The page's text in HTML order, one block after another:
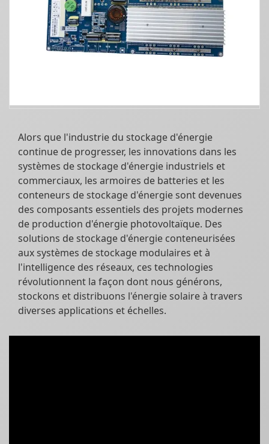
Alors que l'industrie du stockage d'énergie
continue de progresser, les innovations dans les
systèmes de stockage d'énergie industriels et
commerciaux, les armoires de batteries et les
conteneurs de stockage d'énergie sont devenues
des composants essentiels des projets modernes
de production d'énergie photovoltaïque. Des
solutions de stockage d'énergie conteneurisées
aux systèmes de stockage modulaires et à
l'intelligence des réseaux, ces technologies
révolutionnent la façon dont nous générons,
stockons et distribuons l'énergie solaire à travers
diverses applications et échelles.